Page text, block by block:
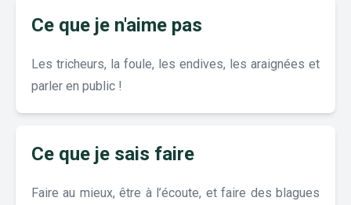
Ce que je n'aime pas
Les tricheurs, la foule, les endives, les araignées et
parler en public !
Ce que je sais faire
Faire au mieux, être à l’écoute, et faire des blagues